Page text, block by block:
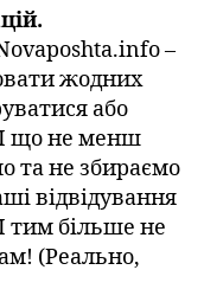
–
жодних
або
І що не менш
та не збираємо
відвідування
тим більше не
(Реально,